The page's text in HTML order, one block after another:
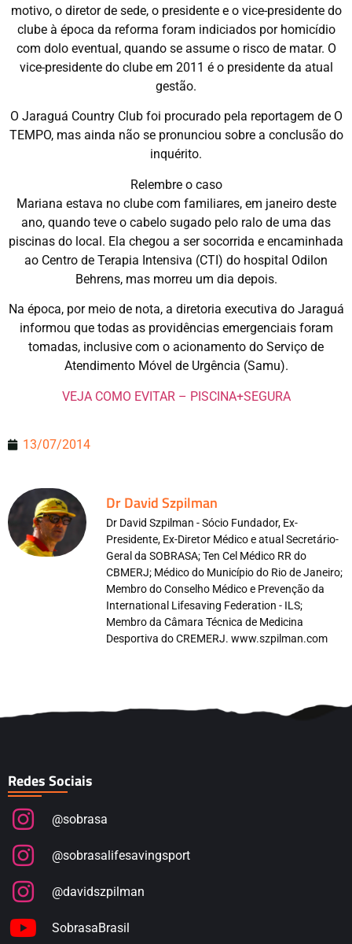
motivo, o diretor de sede, o presidente e o vice-presidente do
clube à época da reforma foram indiciados por homicídio
com dolo eventual, quando se assume o risco de matar. O
vice-presidente do clube em 2011 é o presidente da atual
gestão.
O Jaraguá Country Club foi procurado pela reportagem de O
TEMPO, mas ainda não se pronunciou sobre a conclusão do
inquérito.
Relembre o caso
Mariana estava no clube com familiares, em janeiro deste
ano, quando teve o cabelo sugado pelo ralo de uma das
piscinas do local. Ela chegou a ser socorrida e encaminhada
ao Centro de Terapia Intensiva (CTI) do hospital Odilon
Behrens, mas morreu um dia depois.
Na época, por meio de nota, a diretoria executiva do Jaraguá
informou que todas as providências emergenciais foram
tomadas, inclusive com o acionamento do Serviço de
Atendimento Móvel de Urgência (Samu).
VEJA COMO EVITAR – PISCINA+SEGURA
13/07/2014
Dr David Szpilman
Dr David Szpilman - Sócio Fundador, Ex-
Presidente, Ex-Diretor Médico e atual Secretário-
Geral da SOBRASA; Ten Cel Médico RR do
CBMERJ; Médico do Município do Rio de Janeiro;
Membro do Conselho Médico e Prevenção da
International Lifesaving Federation - ILS;
Membro da Câmara Técnica de Medicina
Desportiva do CREMERJ. www.szpilman.com
Redes Sociais
@sobrasa
@sobrasalifesavingsport
@davidszpilman
SobrasaBrasil